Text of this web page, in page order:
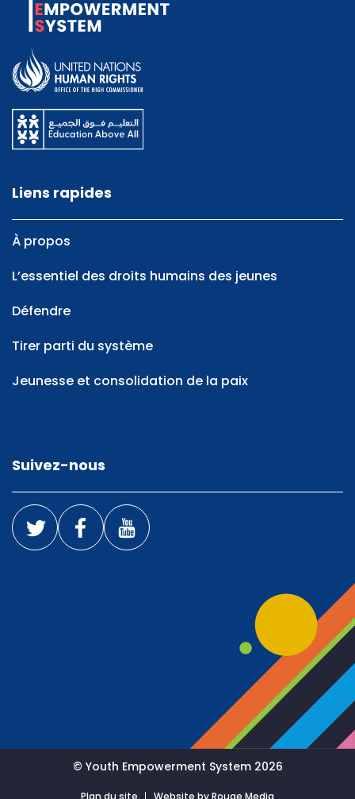
Liens rapides
À propos
L’essentiel des droits humains des jeunes
Défendre
Tirer parti du système
Jeunesse et consolidation de la paix
Suivez-nous
© Youth Empowerment System 2026